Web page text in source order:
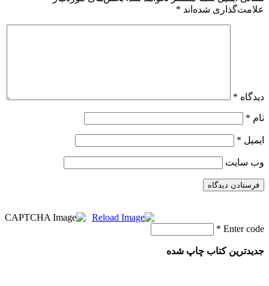
علامت‌گذاری شده‌اند *
دیدگاه *
نام *
ایمیل *
وب‌ سایت
Enter code
*
جدیدترین کتاب چاپ شده